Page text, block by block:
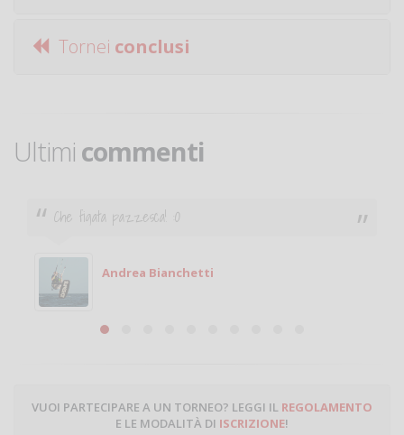
Tornei conclusi
Ultimi commenti
Ciao. Sono a Treviglio da poco e vorrei tornare a
giocare. Se sei in zona e puoi giocare fammi sapere.
Michele
Michele Miglionico
VUOI PARTECIPARE A UN TORNEO? LEGGI IL REGOLAMENTO
E LE MODALITÀ DI ISCRIZIONE!